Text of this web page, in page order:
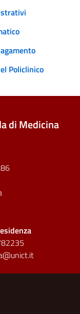
Policlinico
di Medicina
utili